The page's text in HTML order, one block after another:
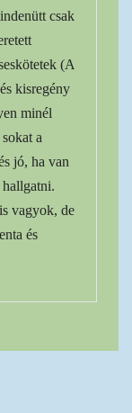
csak
(A
kisregény
minél
a
jó, ha van
vagyok, de
és